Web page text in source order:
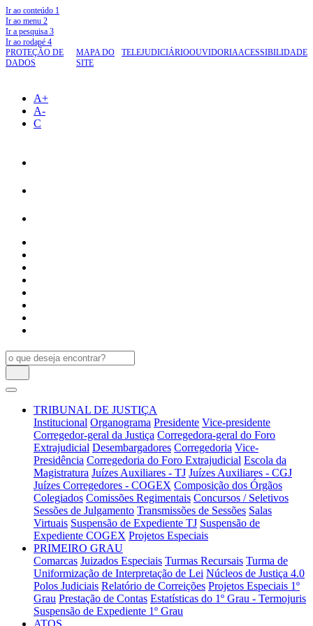
Ir ao conteúdo 1
Ir ao menu 2
Ir a pesquisa 3
Ir ao rodapé 4
PROTEÇÃO DE
DADOS
MAPA DO
SITE
TELEJUDICIÁRIOOUVIDORIAACESSIBILIDADE
A+
A-
C
TRIBUNAL DE JUSTIÇA
Institucional Organograma Presidente Vice-presidente
Corregedor-geral da Justiça Corregedora-geral do Foro
Extrajudicial Desembargadores Corregedoria Vice-
Presidência Corregedoria do Foro Extrajudicial Escola da
Magistratura Juízes Auxiliares - TJ Juízes Auxiliares - CGJ
Juízes Corregedores - COGEX Composição dos Órgãos
Colegiados Comissões Regimentais Concursos / Seletivos
Sessões de Julgamento Transmissões de Sessões Salas
Virtuais Suspensão de Expediente TJ Suspensão de
Expediente COGEX Projetos Especiais
PRIMEIRO GRAU
Comarcas Juizados Especiais Turmas Recursais Turma de
Uniformização de Interpretação de Lei Núcleos de Justiça 4.0
Polos Judiciais Relatório de Correições Projetos Especiais 1º
Grau Prestação de Contas Estatísticas do 1º Grau - Termojuris
Suspensão de Expediente 1º Grau
ATOS